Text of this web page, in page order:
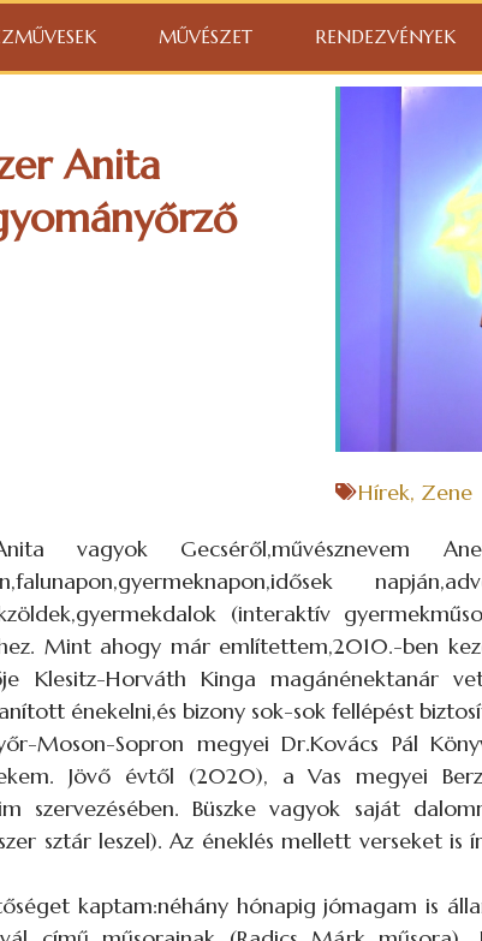
MŰVÉSZET RENDEZVÉNYEK
Anita
Hírek, Zene
vagyok Gecséről,művésznevem
(interaktív
Mint ahogy már említettem,2010.-ben
Klesitz-Horváth Kinga magánénektanár
énekelni,és bizony sok-sok fellépést
Moson-Sopron megyei Dr.Kovács Pál
Jövő évtől (2020), a Vas megyei
szervezésében. Büszke vagyok saját
sztár leszel). Az éneklés mellett verseket
kaptam:néhány hónapig jómagam is